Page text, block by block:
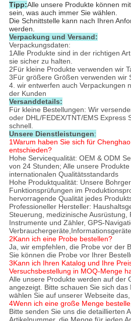
Tipp:Alle unsere Produkte können
sein, was auch immer Sie wählen.
Die Schnittstelle kann nach Ihren
werden.
Verpackung und Versand:
Verpackungsdaten:
1Alle Produkte sind in der richtigen
sie sicher zu halten.
2Für kleine Produkte verwenden wir
3Für größere Größen verwenden wir
4. wir entwerfen auch Verpackungen
der Kunden
Versanddetails:
Für kleine Bestellungen: Wir
oder DHL/FEDEX/TNT/EMS Express
schnell.
Unsere Dienstleistungen:
1Warum haben Sie sich für
entschieden?
Hohe Servicequalität: OEM & ODM
von 24 Stunden; Alle unsere
internationalen Qualitätsstandards
Hohe Produktqualität: Unsere
Funktionsprüfungen im
hervorragende Qualität jedes
Professioneller Hersteller:
Steuerung, medizinische Ausrüstung,
Instrumente und Zähler, GPS-
Verbrauchergeräte,Informationsgeräte.
2Kann ich eine Probe bestellen?
Ja, wir empfehlen, die Probe vor der
Sie können die Probe vor Ihrer
3Kann ich Ihren Katalog und Ihre
Versuchsbestellung in MOQ-Menge
Alle unsere Produkte werden auf der
angezeigt. Bitte schauen Sie sich
wählen Sie auf unserer Webseite
4Wenn ich eine große Menge
Bitte senden Sie uns die detaillierten